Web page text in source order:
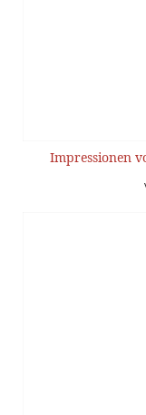
Impressionen